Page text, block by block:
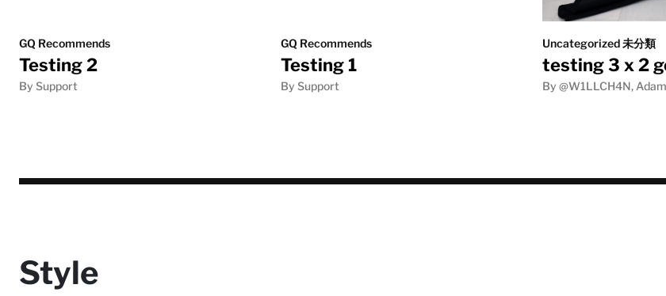
GQ Recommends
Testing 2
By Support
GQ Recommends
Testing 1
By Support
Uncategorized 未分類
testing 3 x 2
By @W1LLCH4N,
Style